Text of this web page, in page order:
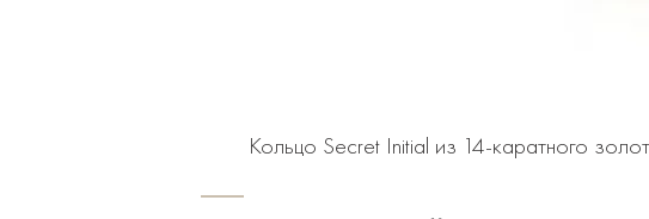
Кольцо Secret Initial из 14-каратного